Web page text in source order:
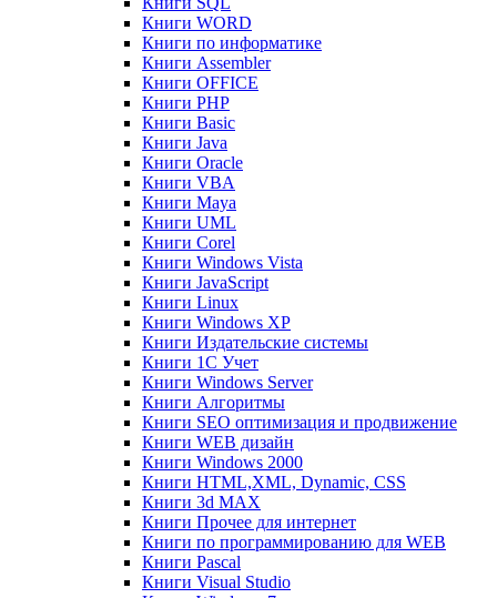
Книги WORD
Книги по информатике
Книги Assembler
Книги OFFICE
Книги PHP
Книги Basic
Книги Java
Книги Oracle
Книги VBA
Книги Maya
Книги UML
Книги Corel
Книги Windows Vista
Книги JavaScript
Книги Linux
Книги Windows XP
Книги Издательские системы
Книги 1C Учет
Книги Windows Server
Книги Алгоритмы
Книги SEO оптимизация и продвижение
Книги WEB дизайн
Книги Windows 2000
Книги HTML,XML, Dynamic, CSS
Книги 3d MAX
Книги Прочее для интернет
Книги по программированию для WEB
Книги Pascal
Книги Visual Studio